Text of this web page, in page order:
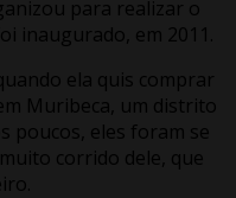
para realizar o
inaugurado, em 2011.
ela quis comprar
Muribeca, um distrito
poucos, eles foram se
corrido dele, que